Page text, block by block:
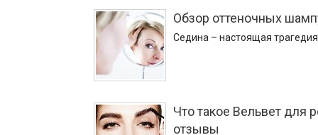
Обзор оттеночных
Седина – настоящая
Что такое Вельвет для
отзывы